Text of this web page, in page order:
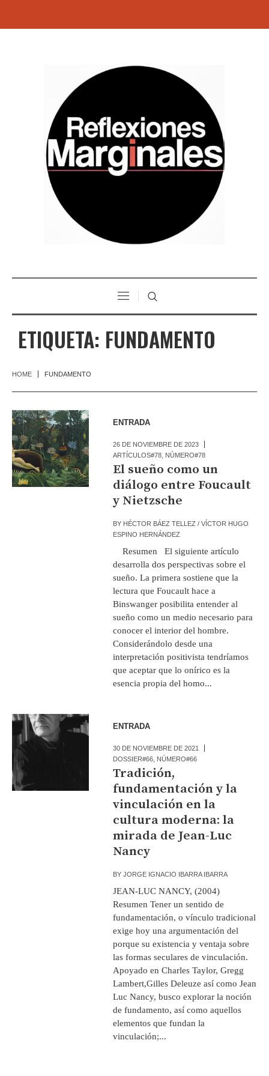
ETIQUETA: FUNDAMENTO
HOME FUNDAMENTO
ENTRADA
26 DE NOVIEMBRE DE 2023
ARTÍCULOS#78 NÚMERO#78
El sueño como un
diálogo entre Foucault
y Nietzsche
BY HÉCTOR BÁEZ TELLEZ / VÍCTOR HUGO
ESPINO HERNÁNDEZ
Resumen El siguiente artículo
desarrolla dos perspectivas sobre el
sueño. La primera sostiene que la
lectura que Foucault hace a
Binswanger posibilita entender al
sueño como un medio necesario para
conocer el interior del hombre.
Considerándolo desde una
interpretación positivista tendríamos
que aceptar que lo onírico es la
esencia propia del homo...
ENTRADA
30 DE NOVIEMBRE DE 2021
DOSSIER#66 NÚMERO#66
Tradición,
fundamentación y la
vinculación en la
cultura moderna: la
mirada de Jean-Luc
Nancy
BYJORGE IGNACIO IBARRA IBARRA
JEAN-LUC NANCY, (2004)
Resumen Tener un sentido de
fundamentación, o vínculo tradicional
exige hoy una argumentación del
porque su existencia y ventaja sobre
las formas seculares de vinculación.
Apoyado en Charles Taylor, Gregg
Lambert,Gilles Deleuze así como Jean
Luc Nancy, busco explorar la noción
de fundamento, así como aquellos
elementos que fundan la
vinculación;...